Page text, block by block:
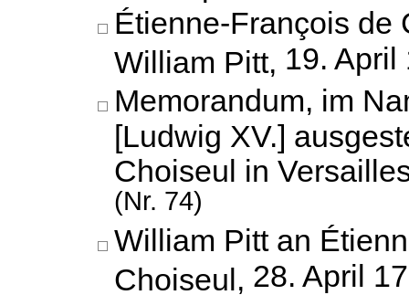
Étienne-François de
William Pitt, 19. April
Memorandum, im
[Ludwig XV.]
Choiseul in
(Nr. 74)
William Pitt an
Choiseul, 28. April